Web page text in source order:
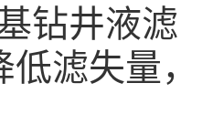
钻井液滤
滤失量，